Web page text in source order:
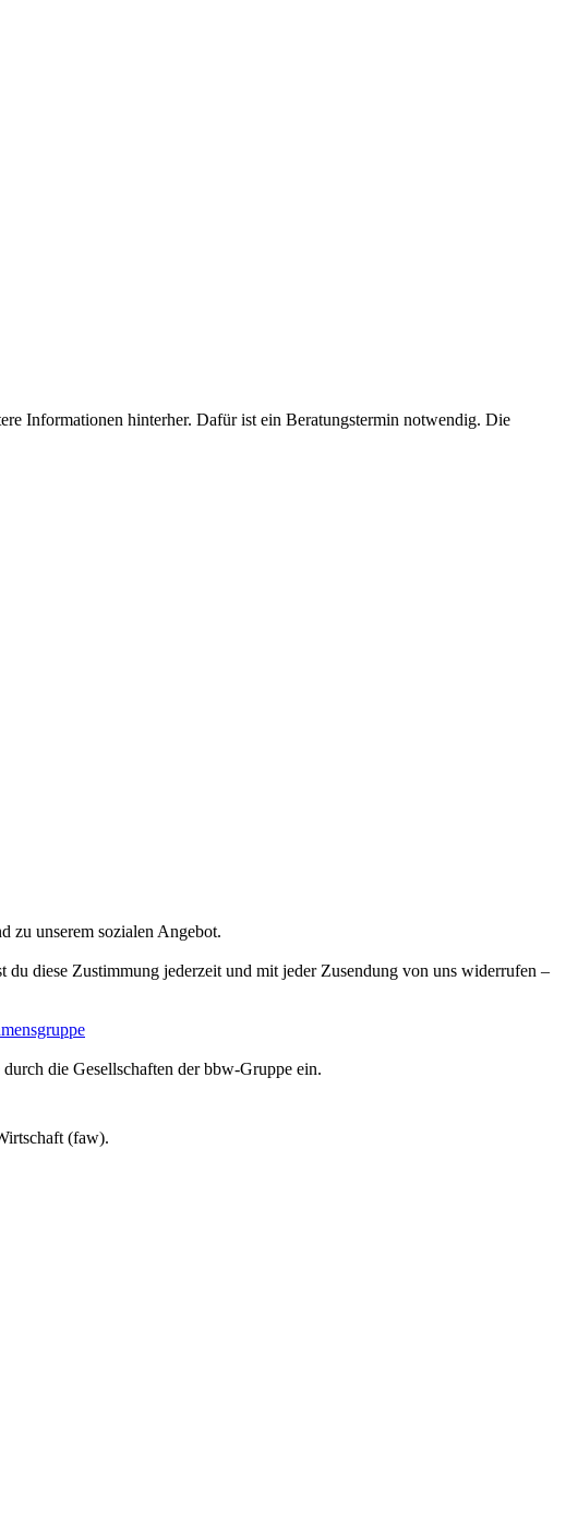
Informationen hinterher. Dafür ist ein Beratungstermin notwendig. Die
zu unserem sozialen Angebot.
diese Zustimmung jederzeit und mit jeder Zusendung von uns widerrufen –
die Gesellschaften der bbw-Gruppe ein.
(faw).